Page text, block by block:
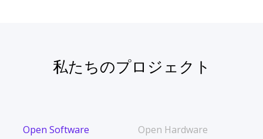
私たちのプロジェクト
Open Software Open Hardware